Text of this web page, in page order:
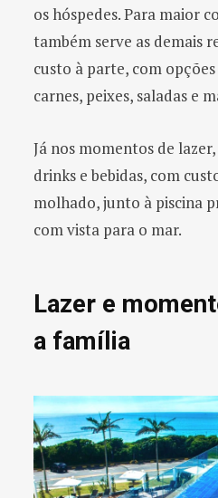
os hóspedes. Para maior
também serve as demais
custo à parte, com
carnes, peixes, saladas e
Já nos momentos de
drinks e bebidas, com
molhado, junto à piscina
com vista para o mar.
Lazer e
a família